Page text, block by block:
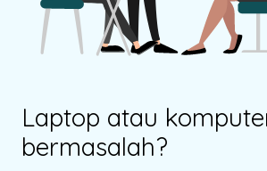
Laptop atau
bermasalah?